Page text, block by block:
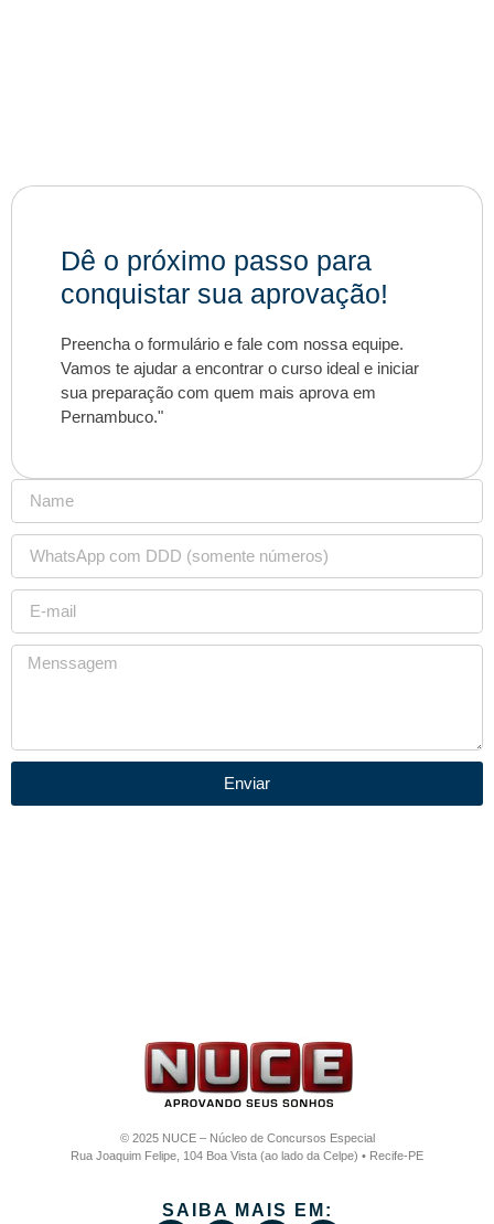
Dê o próximo passo para
conquistar sua aprovação!
Preencha o formulário e fale com nossa equipe.
Vamos te ajudar a encontrar o curso ideal e iniciar
sua preparação com quem mais aprova em
Pernambuco."
Enviar
© 2025 NUCE – Núcleo de Concursos Especial
Rua Joaquim Felipe, 104 Boa Vista (ao lado da Celpe) • Recife-PE
SAIBA MAIS EM: